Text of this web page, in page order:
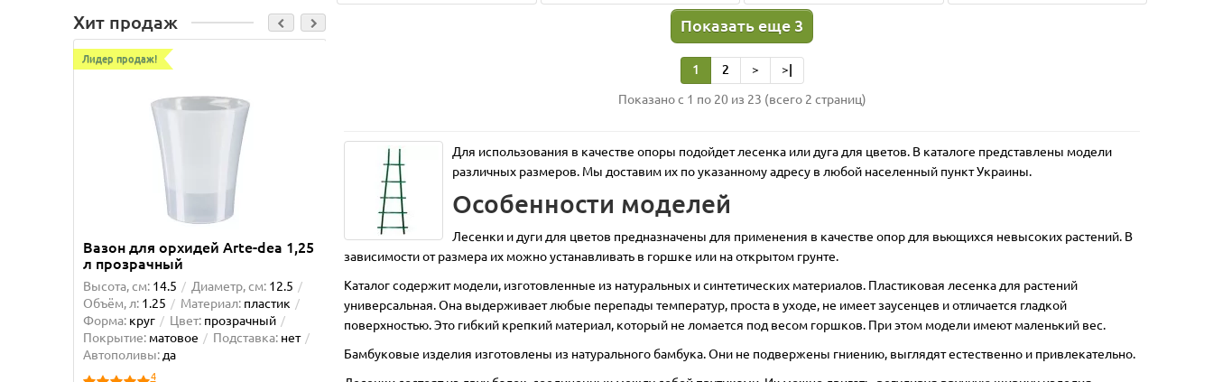
Хит продаж
Лидер продаж!
Вазон для орхидей Arte-dea 1,25
л прозрачный
Высота, см: 14.5 Диаметр, см: 12.5
Объём, л: 1.25 Материал: пластик
Форма: круг Цвет: прозрачный
Покрытие: матовое Подставка: нет
Автополивы: да
4
Вазон LATINA 2,5 л. шаде
Высота, см: 15 Диаметр, см:17.5
Объём, л:2.5 Материал:пластик
Форма: круг Цвет:шаде
Покрытие:
матовое
Автополивы:да
Лидер продаж!
Колышки для агроволокна
Высота, см: 17 Ширина ,см:4
Длина,
см:1 Материал: пластик
Цвет:
серый, черный
Тип:колышки
Бамбуковый прут 50 см
Высота, см:50 Диаметр, см:0.5
Материал:бамбук Тип:опоры
Показать еще 3
1 2 > >|
Показано с 1 по 20 из 23 (всего 2 страниц)
Для использования в качестве опоры подойдет лесенка или дуга для цветов. В каталоге представлены модели
различных размеров. Мы доставим их по указанному адресу в любой населенный пункт Украины.
Особенности моделей
Лесенки и дуги для цветов предназначены для применения в качестве опор для вьющихся невысоких растений. В
зависимости от размера их можно устанавливать в горшке или на открытом грунте.
Каталог содержит модели, изготовленные из натуральных и синтетических материалов. Пластиковая лесенка для растений
универсальная. Она выдерживает любые перепады температур, проста в уходе, не имеет заусенцев и отличается гладкой
поверхностью. Это гибкий крепкий материал, который не ломается под весом горшков. При этом модели имеют маленький вес.
Бамбуковые изделия изготовлены из натурального бамбука. Они не подвержены гниению, выглядят естественно и привлекательно.